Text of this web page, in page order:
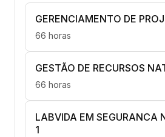
GERENCIAMENTO DE
66 horas
GESTÃO DE RECURSOS
66 horas
LABVIDA EM SEGURANCA
1